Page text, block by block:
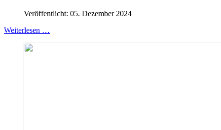
Veröffentlicht: 05. Dezember 2024
Weiterlesen …